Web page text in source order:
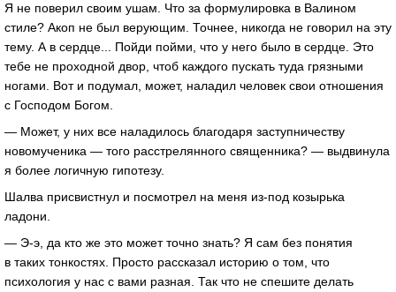
Я не поверил своим ушам. Что за формулировка в Валином
стиле? Акоп не был верующим. Точнее, никогда не говорил на эту
тему. А в сердце... Пойди пойми, что у него было в сердце. Это
тебе не проходной двор, чтоб каждого пускать туда грязными
ногами. Вот и подумал, может, наладил человек свои отношения
с Господом Богом.
— Может, у них все наладилось благодаря заступничеству
новомученика — того расстрелянного священника? — выдвинула
я более логичную гипотезу.
Шалва присвистнул и посмотрел на меня из-под козырька
ладони.
— Э-э, да кто же это может точно знать? Я сам без понятия
в таких тонкостях. Просто рассказал историю о том, что
психология у нас с вами разная. Так что не спешите делать